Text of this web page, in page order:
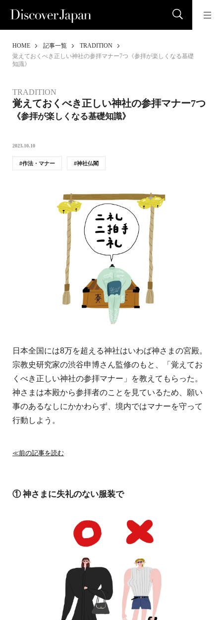
HOME 記事一覧
TRADITION
覚えておくべき正しい神社の参拝マナー7つ《参拝が楽しくなる基礎
知識》
TRADITION
覚えておくべき正しい神社の参拝マナー7つ
《参拝が楽しくなる基礎知識》
2023.10.10
作法・マナー 神社仏閣
日本全国には8万を超える神社はいわば神さまの宮殿。
宗教史研究家の渋谷申博さん監修のもと、「覚えてお
くべき正しい神社の参拝マナー」を教えてもらった。
神さまは本殿から参拝者のことを見ているため、願い
事のあるなしにかかわらず、境内ではマナーを守って
行動しよう。
≪前の記事を読む
① 神さまに失礼のない服装で